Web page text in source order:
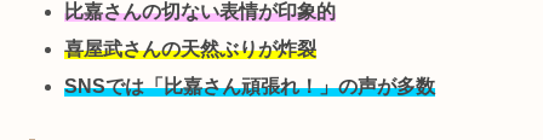
比嘉さんの切ない表情が印象的
喜屋武さんの天然ぶりが炸裂
SNSでは「比嘉さん頑張れ！」の声が多数